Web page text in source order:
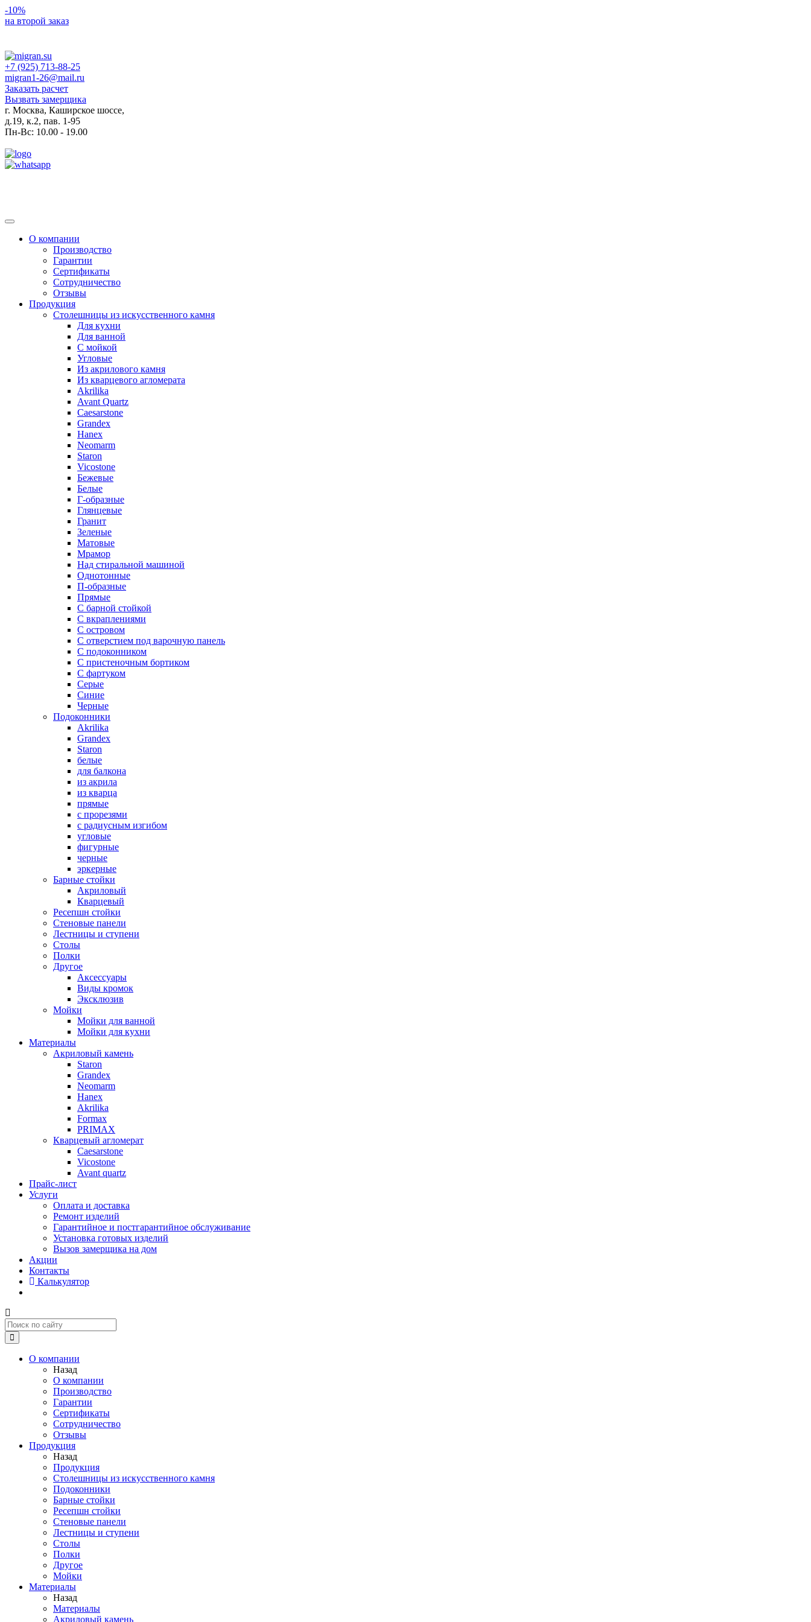
-10%
на второй заказ
+7 (925) 713-88-25
migran1-26@mail.ru
Заказать расчет
Вызвать замерщика
г. Москва, Каширское шоссе,
д.19, к.2, пав. 1-95
Пн-Вс: 10.00 - 19.00
Toggle
navigationО компании
Производство
Гарантии
Сертификаты
Сотрудничество
Отзывы
Продукция
Столешницы из искусственного камня
Для кухни
Для ванной
С мойкой
Угловые
Из акрилового камня
Из кварцевого агломерата
Akrilika
Avant Quartz
Caesarstone
Grandex
Hanex
Neomarm
Staron
Vicostone
Бежевые
Белые
Г-образные
Глянцевые
Гранит
Зеленые
Матовые
Мрамор
Над стиральной машиной
Однотонные
П-образные
Прямые
С барной стойкой
С вкраплениями
С островом
С отверстием под варочную панель
С подоконником
С пристеночным бортиком
С фартуком
Серые
Синие
Черные
Подоконники
Akrilika
Grandex
Staron
белые
для балкона
из акрила
из кварца
прямые
с прорезями
с радиусным изгибом
угловые
фигурные
черные
эркерные
Барные стойки
Акриловый
Кварцевый
Ресепшн стойки
Стеновые панели
Лестницы и ступени
Столы
Полки
Другое
Аксессуары
Виды кромок
Эксклюзив
Мойки
Мойки для ванной
Мойки для кухни
Материалы
Акриловый камень
Staron
Grandex
Neomarm
Hanex
Akrilika
Formax
PRIMAX
Кварцевый агломерат
Caesarstone
Vicostone
Avant quartz
Прайс-лист
Услуги
Оплата и доставка
Ремонт изделий
Гарантийное и постгарантийное обслуживание
Установка готовых изделий
Вызов замерщика на дом
Акции
Контакты
Калькулятор
О компании
Назад
О компании
Производство
Гарантии
Сертификаты
Сотрудничество
Отзывы
Продукция
Назад
Продукция
Столешницы из искусственного камня
Подоконники
Барные стойки
Ресепшн стойки
Стеновые панели
Лестницы и ступени
Столы
Полки
Другое
Мойки
Материалы
Назад
Материалы
Акриловый камень